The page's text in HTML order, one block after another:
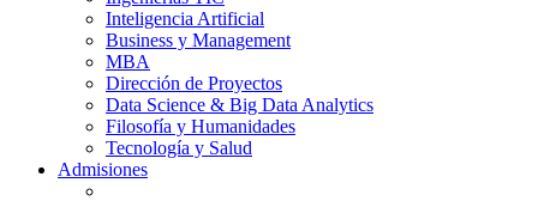
Inteligencia Artificial
Business y Management
MBA
Dirección de Proyectos
Data Science & Big Data Analytics
Filosofía y Humanidades
Tecnología y Salud
Admisiones